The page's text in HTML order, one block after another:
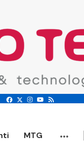
MTG ...